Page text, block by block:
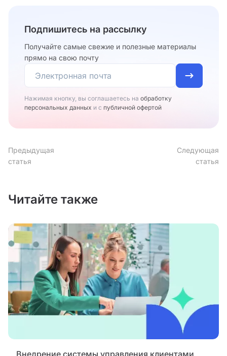
Подпишитесь на рассылку
Получайте самые свежие и полезные материалы
прямо на свою почту
Нажимая кнопку, вы соглашаетесь на обработку
персональных данных и с публичной офертой
Предыдущая
статья
Следующая
статья
Читайте также